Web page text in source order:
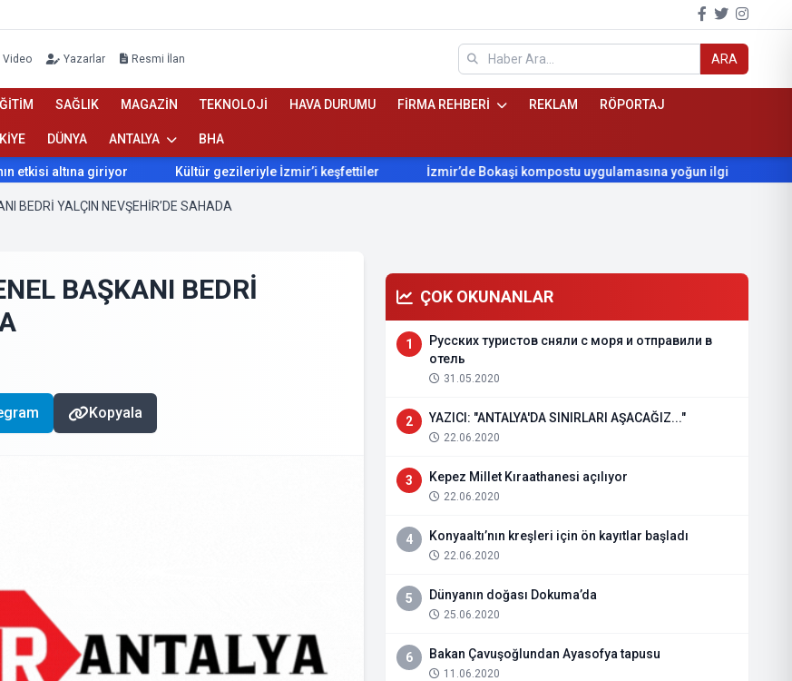
Video Yazarlar Resmi İlan ARA
SAĞLIK MAGAZİN TEKNOLOJİ HAVA DURUMU FİRMA REHBERİ REKLAM RÖPORTAJ
DÜNYA ANTALYA BHA
altına giriyor Kültür gezileriyle İzmir’i keşfettiler İzmir’de Bokaşi kompostu uygulamasına yoğun ilgi Beydağ’ın
BEDRİ YALÇIN NEVŞEHİR’DE SAHADA
BAŞKANI BEDRİ
Kopyala
ÇOK OKUNANLAR
1
Русских туристов сняли с моря и отправили в
отель
31.05.2020
2 YAZICI: "ANTALYA'DA SINIRLARI AŞACAĞIZ..."
22.06.2020
3 Kepez Millet Kıraathanesi açılıyor
22.06.2020
4 Konyaaltı’nın kreşleri için ön kayıtlar başladı
22.06.2020
5 Dünyanın doğası Dokuma’da
25.06.2020
6 Bakan Çavuşoğlundan Ayasofya tapusu
11.06.2020